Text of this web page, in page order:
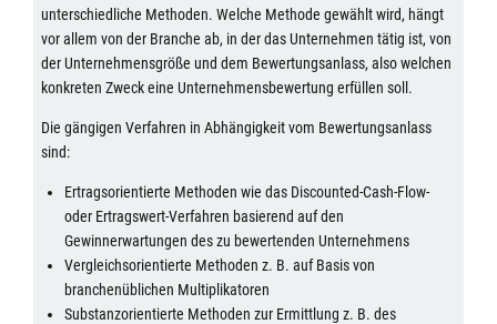
unterschiedliche Methoden. Welche Methode gewählt wird, hängt
vor allem von der Branche ab, in der das Unternehmen tätig ist, von
der Unternehmensgröße und dem Bewertungsanlass, also welchen
konkreten Zweck eine Unternehmensbewertung erfüllen soll.
Die gängigen Verfahren in Abhängigkeit vom Bewertungsanlass
sind:
Ertragsorientierte Methoden wie das Discounted-Cash-Flow-
oder Ertragswert-Verfahren basierend auf den
Gewinnerwartungen des zu bewertenden Unternehmens
Vergleichsorientierte Methoden z. B. auf Basis von
branchenüblichen Multiplikatoren
Substanzorientierte Methoden zur Ermittlung z. B. des